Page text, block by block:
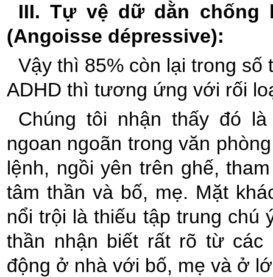
III. Tự vệ dữ dằn chống
(Angoisse dépressive):
Vậy thì 85% còn lại trong
ADHD thì tương ứng với rối
Chúng tôi nhận thấy đó
ngoan ngoãn trong văn
lệnh, ngồi yên trên ghế,
tâm thần và bố, mẹ. Mặt
nổi trội là thiếu tập trung chú
thần nhận biết rất rõ từ các
động ở nhà với bố, mẹ và ở